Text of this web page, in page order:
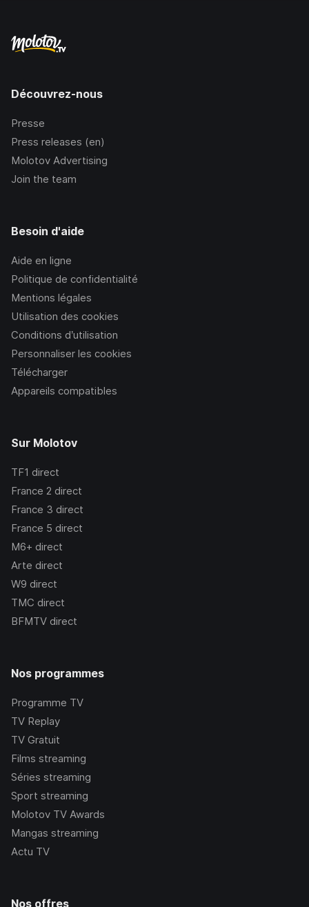
Découvrez-nous
Presse
Press releases (en)
Molotov Advertising
Join the team
Besoin d'aide
Aide en ligne
Politique de confidentialité
Mentions légales
Utilisation des cookies
Conditions d’utilisation
Personnaliser les cookies
Télécharger
Appareils compatibles
Sur Molotov
TF1 direct
France 2 direct
France 3 direct
France 5 direct
M6+ direct
Arte direct
W9 direct
TMC direct
BFMTV direct
Nos programmes
Programme TV
TV Replay
TV Gratuit
Films streaming
Séries streaming
Sport streaming
Molotov TV Awards
Mangas streaming
Actu TV
Nos offres